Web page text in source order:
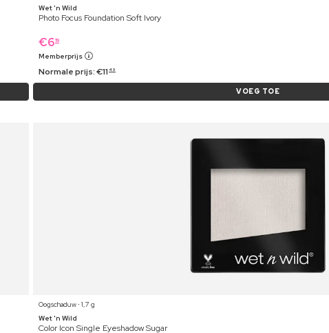
Wet 'n Wild
Photo Focus Foundation Soft Ivory
€619
Memberprijs
Normale prijs:€11 49
VOEG TOE
Oogschaduw ⋅ 1,7 g
Wet 'n Wild
Color Icon Single Eyeshadow Sugar